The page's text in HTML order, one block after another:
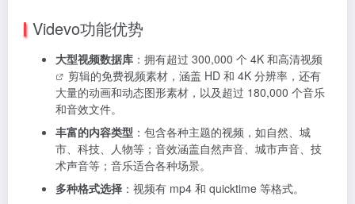
Videvo功能优势
大型视频数据库 ：拥有超过 300,000 个 4K 和高清视频
剪辑的免费视频素材，涵盖 HD 和 4K 分辨率，还有
大量的动画和动态图形素材，以及超过 180,000 个音乐
和音效文件。
丰富的内容类型 ：包含各种主题的视频，如自然、城
市、科技、人物等；音效涵盖自然声音、城市声音、技
术声音等；音乐适合各种场景。
多种格式选择 ：视频有 mp4 和 quicktime 等格式。